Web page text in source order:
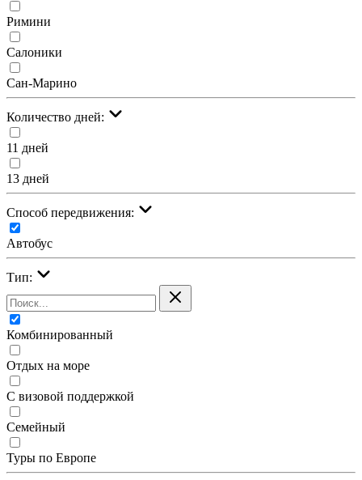
Римини
Салоники
Сан-Марино
Количество дней:
11 дней
13 дней
Cпособ передвижения:
Автобус
Тип:
Комбинированный
Отдых на море
С визовой поддержкой
Семейный
Туры по Европе